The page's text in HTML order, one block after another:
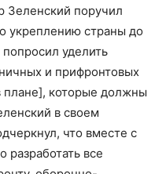
Зеленский поручил
укреплению страны до
уделить
и прифронтовых
плане], которые должны
в своем
что вместе с
все